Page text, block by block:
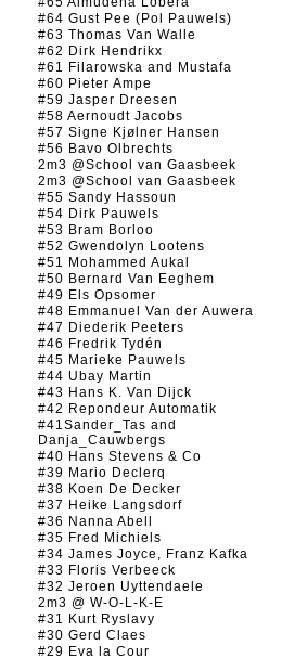
#64 Gust Pee (Pol Pauwels)
#63 Thomas Van Walle
#62 Dirk Hendrikx
#61 Filarowska and Mustafa
#60 Pieter Ampe
#59 Jasper Dreesen
#58 Aernoudt Jacobs
#57 Signe Kjølner Hansen
#56 Bavo Olbrechts
2m3 @School van Gaasbeek
2m3 @School van Gaasbeek
#55 Sandy Hassoun
#54 Dirk Pauwels
#53 Bram Borloo
#52 Gwendolyn Lootens
#51 Mohammed Aukal
#50 Bernard Van Eeghem
#49 Els Opsomer
#48 Emmanuel Van der Auwera
#47 Diederik Peeters
#46 Fredrik Tydén
#45 Marieke Pauwels
#44 Ubay Martin
#43 Hans K. Van Dijck
#42 Repondeur Automatik
#41Sander_Tas and
Danja_Cauwbergs
#40 Hans Stevens & Co
#39 Mario Declerq
#38 Koen De Decker
#37 Heike Langsdorf
#36 Nanna Abell
#35 Fred Michiels
#34 James Joyce, Franz Kafka
#33 Floris Verbeeck
#32 Jeroen Uyttendaele
2m3 @ W-O-L-K-E
#31 Kurt Ryslavy
#30 Gerd Claes
#29 Eva la Cour